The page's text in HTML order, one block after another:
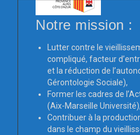
Notre mission :
Lutter contre le
compliqué, facteur
et la réduction de
Gérontologie Sociale),
Former les cadres de
(Aix-Marseille Université),
Contribuer à la
dans le champ du